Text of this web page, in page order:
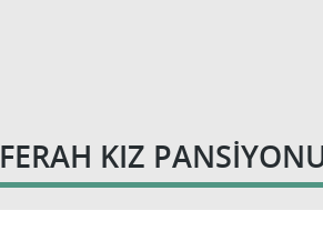
FERAH KIZ